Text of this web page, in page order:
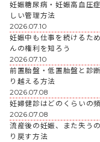
妊娠糖尿病・妊娠高血圧
しい管理方法
2026.07.10
妊娠中も仕事を続けるた
んの権利を知ろう
2026.07.10
前置胎盤・低置胎盤と診
り越える方法
2026.07.08
妊婦健診はどのくらいの
2026.07.08
流産後の妊娠、また失う
り戻す方法